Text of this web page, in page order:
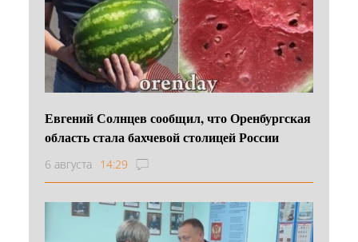
Евгений Солнцев сообщил, что Оренбургская
область стала бахчевой столицей России
6 августа 14:29